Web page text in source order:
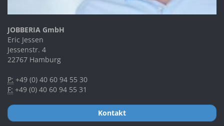
JOBBERIA GmbH
Eric Jessen
Jessenstr. 4
22767 Hamburg
P: +49 (0) 40 60 94 55 30
F: +49 (0) 40 60 94 55 31
Kontakt